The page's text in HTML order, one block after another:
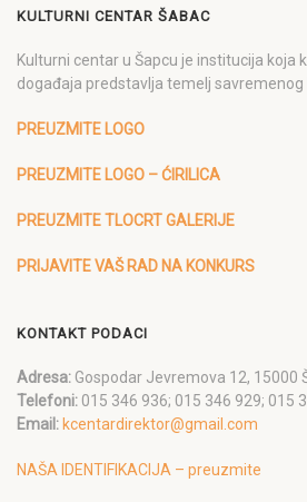
KULTURNI CENTAR ŠABAC
Kulturni centar u Šapcu je institucija koja
događaja predstavlja temelj savremenog
PREUZMITE LOGO
PREUZMITE LOGO – ĆIRILICA
PREUZMITE TLOCRT GALERIJE
PRIJAVITE VAŠ RAD NA KONKURS
KONTAKT PODACI
Adresa: Gospodar Jevremova 12, 15000
Telefoni: 015 346 936; 015 346 929; 015
Email: kcentardirektor@gmail.com
NAŠA IDENTIFIKACIJA – preuzmite